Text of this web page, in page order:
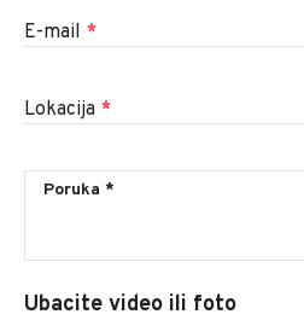
E-mail *
Lokacija *
Ubacite video ili foto